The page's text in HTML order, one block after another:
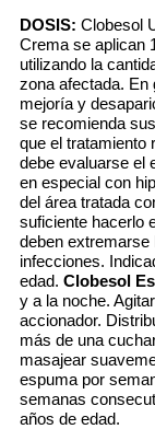
DOSIS: Clobesol
Crema se aplican
utilizando la
zona afectada. En
mejoría y
se recomienda
que el tratamiento
debe evaluarse el
en especial con
del área tratada
suficiente hacerlo
deben extremarse
infecciones.
edad. Clobesol
y a la noche.
accionador.
más de una
masajear
espuma por
semanas
años de edad.